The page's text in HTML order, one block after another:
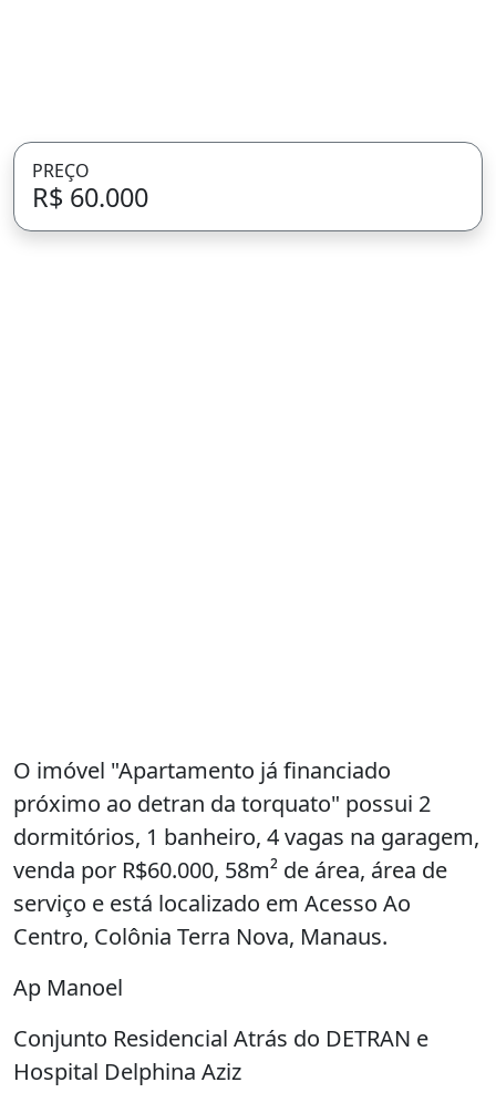
R$ 60.000
dormitórios, 1 banheiro, 4 vagas na garagem,
venda por R$60.000, 58m² de área, área de
serviço e está localizado em Acesso Ao
Centro, Colônia Terra Nova, Manaus.
Ap Manoel
Conjunto Residencial Atrás do DETRAN e
T